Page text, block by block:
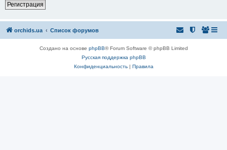
Регистрация
orchids.ua Список форумов
Создано на основе phpBB® Forum Software © phpBB Limited
Русская поддержка phpBB
Конфиденциальность| Правила